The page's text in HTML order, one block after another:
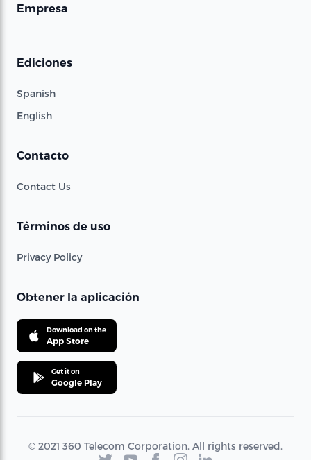
Empresa
Ediciones
Spanish
English
Contacto
Contact Us
Términos de uso
Privacy Policy
Obtener la aplicación
Download on the
App Store
Get it on
Google Play
© 2021 360 Telecom Corporation. All rights reserved.